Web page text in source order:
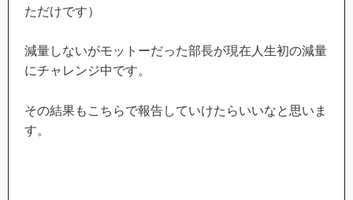
ただけです）
減量しないがモットーだった部長が現在人生初の減量
にチャレンジ中です。
その結果もこちらで報告していけたらいいなと思いま
す。